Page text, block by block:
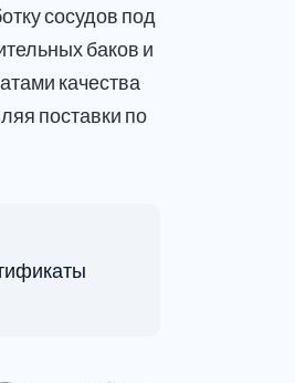
сосудов под
баков и
качества
поставки по